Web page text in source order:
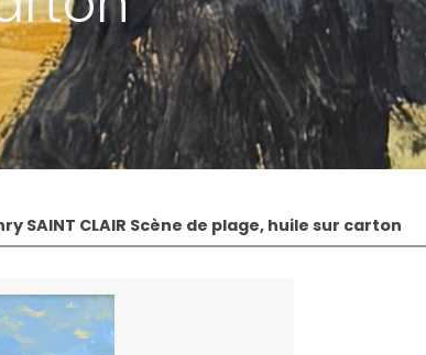
SAINT CLAIR Scène de plage, huile sur carton